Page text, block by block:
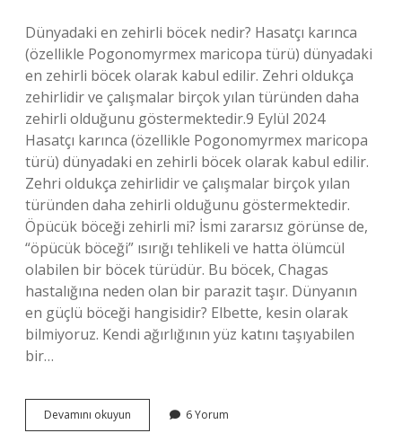
Dünyadaki en zehirli böcek nedir? Hasatçı karınca
(özellikle Pogonomyrmex maricopa türü) dünyadaki
en zehirli böcek olarak kabul edilir. Zehri oldukça
zehirlidir ve çalışmalar birçok yılan türünden daha
zehirli olduğunu göstermektedir.9 Eylül 2024
Hasatçı karınca (özellikle Pogonomyrmex maricopa
türü) dünyadaki en zehirli böcek olarak kabul edilir.
Zehri oldukça zehirlidir ve çalışmalar birçok yılan
türünden daha zehirli olduğunu göstermektedir.
Öpücük böceği zehirli mi? İsmi zararsız görünse de,
“öpücük böceği” ısırığı tehlikeli ve hatta ölümcül
olabilen bir böcek türüdür. Bu böcek, Chagas
hastalığına neden olan bir parazit taşır. Dünyanın
en güçlü böceği hangisidir? Elbette, kesin olarak
bilmiyoruz. Kendi ağırlığının yüz katını taşıyabilen
bir…
Devamını okuyun Dünyanın
En
6 Yorum